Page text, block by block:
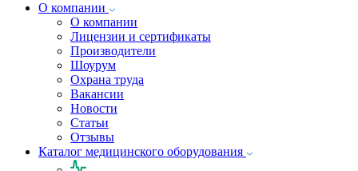
О компании
О компании
Лицензии и сертификаты
Производители
Шоурум
Охрана труда
Вакансии
Новости
Статьи
Отзывы
Каталог медицинского оборудования